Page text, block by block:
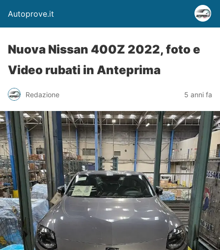
Autoprove.it
Nuova Nissan 400Z 2022, foto e
Video rubati in Anteprima
Redazione 5 anni fa